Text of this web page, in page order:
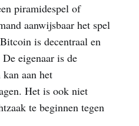
piramidespel of
aanwijsbaar het spel
is decentraal en
eigenaar is de
aan het
Het is ook niet
te beginnen tegen